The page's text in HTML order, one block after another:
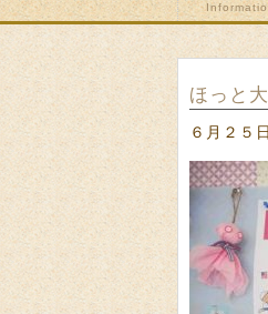
ほっと
６月２５